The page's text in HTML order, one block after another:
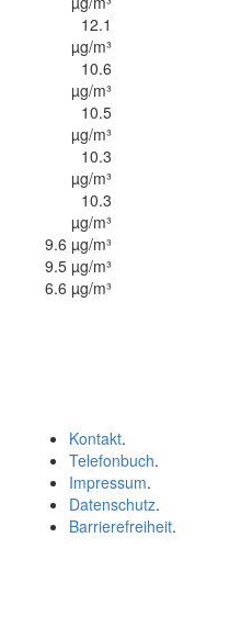
12.1
µg/m³
10.6
µg/m³
10.5
µg/m³
10.3
µg/m³
10.3
µg/m³
9.6 µg/m³
9.5 µg/m³
6.6 µg/m³
Kontakt.
Telefonbuch.
Impressum.
Datenschutz.
Barrierefreiheit.